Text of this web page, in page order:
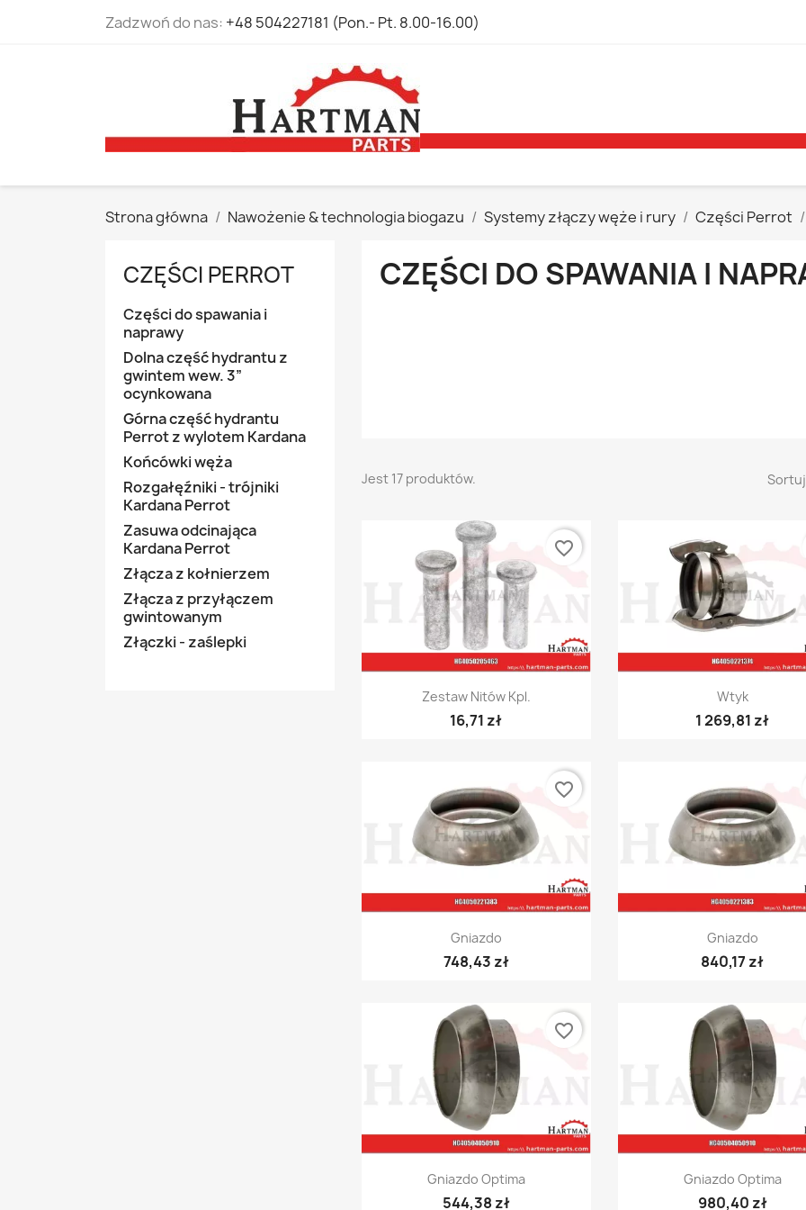
Zadzwoń do nas: +48 504227181 (Pon.- Pt. 8.00-16.00)
Strona główna Nawożenie & technologia biogazu Systemy złączy węże i rury Części Perrot
CZĘŚCI PERROT
Części do spawania i
naprawy
Dolna część hydrantu z
gwintem wew. 3”
ocynkowana
Górna część hydrantu
Perrot z wylotem Kardana
Końcówki węża
Rozgałęźniki - trójniki
Kardana Perrot
Zasuwa odcinająca
Kardana Perrot
Złącza z kołnierzem
Złącza z przyłączem
gwintowanym
Złączki - zaślepki
CZĘŚCI DO SPAWANIA I
Jest 17 produktów.
Szybki podgląd
Zestaw Nitów Kpl.
16,71 zł
favorite_border
Szybki podgląd
Wtyk
1 269,81 zł
Szybki podgląd
Gniazdo
748,43 zł
favorite_border
Szybki podgląd
Gniazdo
840,17 zł
Szybki podgląd
Gniazdo Optima
544,38 zł
favorite_border
Szybki podgląd
Gniazdo Optima
980,40 zł